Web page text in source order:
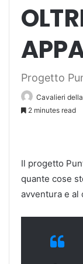
Progetto
Cavalieri
2 minutes read
Il progetto
quante cose
avventura e al